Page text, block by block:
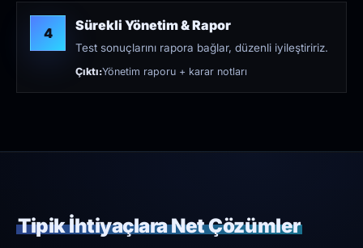
4 Sürekli Yönetim & Rapor
Test sonuçlarını rapora bağlar, düzenli iyileştiririz.
Çıktı:Yönetim raporu + karar notları
Tipik İhtiyaçlara Net Çözümler